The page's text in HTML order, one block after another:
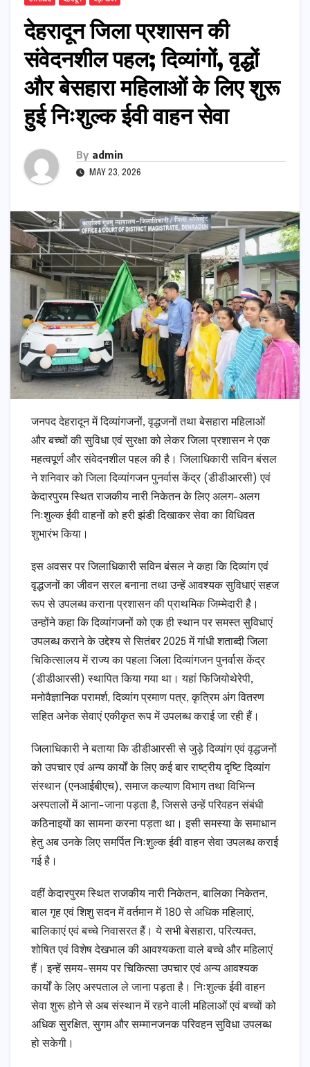
देहरादून जिला प्रशासन की
संवेदनशील पहल; दिव्यांगों, वृद्धों
और बेसहारा महिलाओं के लिए शुरू
हुई निःशुल्क ईवी वाहन सेवा
By admin
MAY 23, 2026
जनपद देहरादून में दिव्यांगजनों, वृद्धजनों तथा बेसहारा महिलाओं
और बच्चों की सुविधा एवं सुरक्षा को लेकर जिला प्रशासन ने एक
महत्वपूर्ण और संवेदनशील पहल की है। जिलाधिकारी सविन बंसल
ने शनिवार को जिला दिव्यांगजन पुनर्वास केंद्र (डीडीआरसी) एवं
केदारपुरम स्थित राजकीय नारी निकेतन के लिए अलग-अलग
निःशुल्क ईवी वाहनों को हरी झंडी दिखाकर सेवा का विधिवत
शुभारंभ किया।
इस अवसर पर जिलाधिकारी सविन बंसल ने कहा कि दिव्यांग एवं
वृद्धजनों का जीवन सरल बनाना तथा उन्हें आवश्यक सुविधाएं सहज
रूप से उपलब्ध कराना प्रशासन की प्राथमिक जिम्मेदारी है।
उन्होंने कहा कि दिव्यांगजनों को एक ही स्थान पर समस्त सुविधाएं
उपलब्ध कराने के उद्देश्य से सितंबर 2025 में गांधी शताब्दी जिला
चिकित्सालय में राज्य का पहला जिला दिव्यांगजन पुनर्वास केंद्र
(डीडीआरसी) स्थापित किया गया था। यहां फिजियोथेरेपी,
मनोवैज्ञानिक परामर्श, दिव्यांग प्रमाण पत्र, कृत्रिम अंग वितरण
सहित अनेक सेवाएं एकीकृत रूप में उपलब्ध कराई जा रही हैं।
जिलाधिकारी ने बताया कि डीडीआरसी से जुड़े दिव्यांग एवं वृद्धजनों
को उपचार एवं अन्य कार्यों के लिए कई बार राष्ट्रीय दृष्टि दिव्यांग
संस्थान (एनआईबीएच), समाज कल्याण विभाग तथा विभिन्न
अस्पतालों में आना-जाना पड़ता है, जिससे उन्हें परिवहन संबंधी
कठिनाइयों का सामना करना पड़ता था। इसी समस्या के समाधान
हेतु अब उनके लिए समर्पित निःशुल्क ईवी वाहन सेवा उपलब्ध कराई
गई है।
वहीं केदारपुरम स्थित राजकीय नारी निकेतन, बालिका निकेतन,
बाल गृह एवं शिशु सदन में वर्तमान में 180 से अधिक महिलाएं,
बालिकाएं एवं बच्चे निवासरत हैं। ये सभी बेसहारा, परित्यक्त,
शोषित एवं विशेष देखभाल की आवश्यकता वाले बच्चे और महिलाएं
हैं। इन्हें समय-समय पर चिकित्सा उपचार एवं अन्य आवश्यक
कार्यों के लिए अस्पताल ले जाना पड़ता है। निःशुल्क ईवी वाहन
सेवा शुरू होने से अब संस्थान में रहने वाली महिलाओं एवं बच्चों को
अधिक सुरक्षित, सुगम और सम्मानजनक परिवहन सुविधा उपलब्ध
हो सकेगी।